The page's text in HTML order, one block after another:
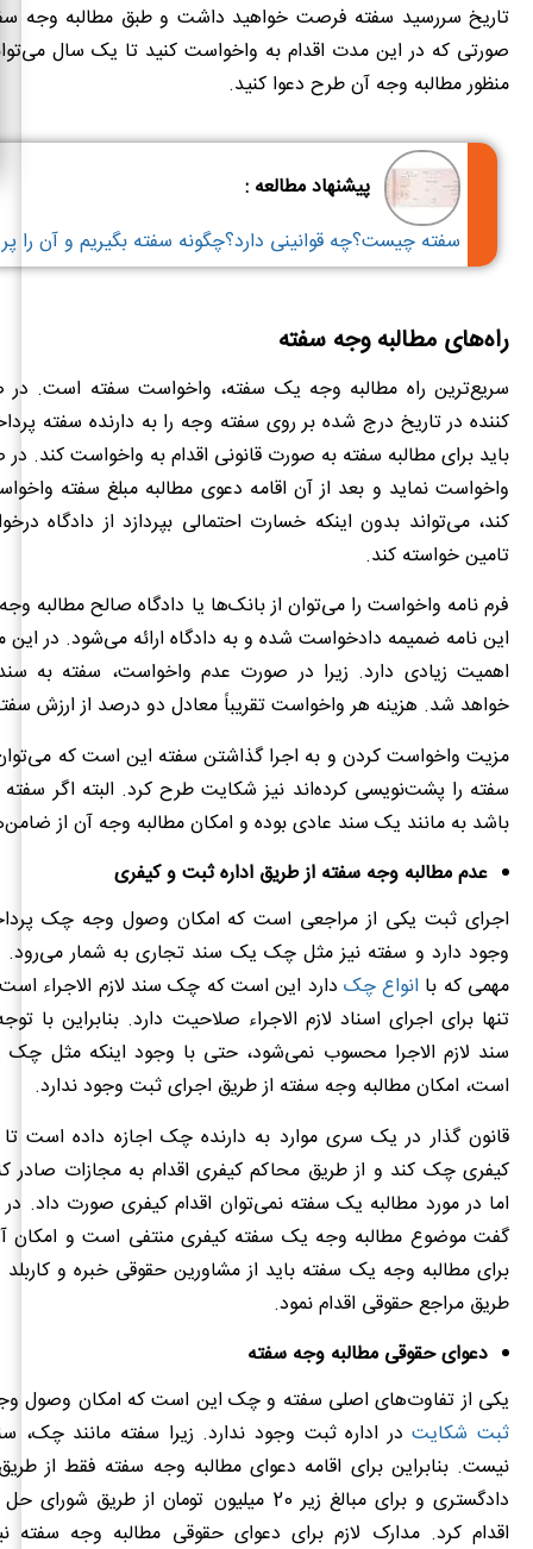
تاریخ سررسید سفته فرصت خواهید داشت و طبق مطالبه وجه
صورتی که در این مدت اقدام به واخواست کنید تا یک سال
منظور مطالبه وجه آن طرح دعوا کنید.
پیشنهاد مطالعه :
سفته چیست؟چه قوانینی دارد؟چگونه سفته بگیریم و آن را
راه‌های مطالبه وجه سفته
سریع‌ترین راه مطالبه وجه یک سفته، واخواست سفته است. در
کننده در تاریخ درج شده بر روی سفته وجه را به دارنده سفته
باید برای مطالبه سفته به صورت قانونی اقدام به واخواست کند. در
واخواست نماید و بعد از آن اقامه دعوی مطالبه مبلغ سفته
کند، می‌تواند بدون اینکه خسارت احتمالی بپردازد از دادگاه
تامین خواسته کند.
فرم نامه واخواست را می‌توان از بانک‌ها یا دادگاه صالح مطالبه
این نامه ضمیمه دادخواست شده و به دادگاه ارائه می‌شود. در این
اهمیت زیادی دارد. زیرا در صورت عدم واخواست، سفته به
خواهد شد. هزینه هر واخواست تقریباً معادل دو درصد از ارزش
مزیت واخواست کردن و به اجرا گذاشتن سفته این است که
سفته را پشت‌نویسی کرده‌اند نیز شکایت طرح کرد. البته اگر
باشد به مانند یک سند عادی بوده و امکان مطالبه وجه آن از
عدم مطالبه وجه سفته از طریق اداره ثبت و کیفری
اجرای ثبت یکی از مراجعی است که امکان وصول وجه چک
وجود دارد و سفته نیز مثل چک یک سند تجاری به شمار می‌رود.
مهمی که با انواع چک دارد این است که چک سند لازم الاجراء است
تنها برای اجرای اسناد لازم الاجراء صلاحیت دارد. بنابراین با
سند لازم الاجرا محسوب نمی‌شود، حتی با وجود اینکه مثل
است، امکان مطالبه وجه سفته از طریق اجرای ثبت وجود ندارد.
قانون گذار در یک سری موارد به دارنده چک اجازه داده است تا
کیفری چک کند و از طریق محاکم کیفری اقدام به مجازات صادر
اما در مورد مطالبه یک سفته نمی‌توان اقدام کیفری صورت داد.
گفت موضوع مطالبه وجه یک سفته کیفری منتفی است و امکان
برای مطالبه وجه یک سفته باید از مشاورین حقوقی خبره و
طریق مراجع حقوقی اقدام نمود.
دعوای حقوقی مطالبه وجه سفته
یکی از تفاوت‌های اصلی سفته و چک این است که امکان وصول
ثبت شکایتدر اداره ثبت وجود ندارد. زیرا سفته مانند چک،
نیست. بنابراین برای اقامه دعوای مطالبه وجه سفته فقط از
دادگستری و برای مبالغ زیر 20 میلیون تومان از
اقدام کرد. مدارک لازم برای دعوای حقوقی مطالبه وجه سفته